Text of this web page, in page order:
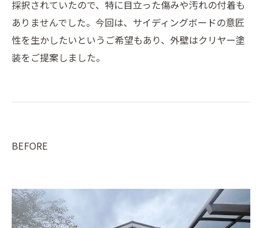
採択されていたので、特に目立った傷みや汚れの付着も
ありませんでした。今回は、サイディングボードの意匠
性を生かしたいというご希望もあり、外壁はクリヤー塗
装をご提案しました。
BEFORE